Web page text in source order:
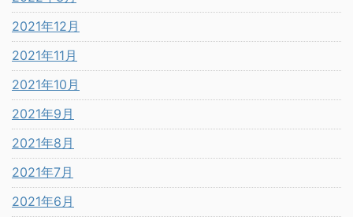
2021年12月
2021年11月
2021年10月
2021年9月
2021年8月
2021年7月
2021年6月